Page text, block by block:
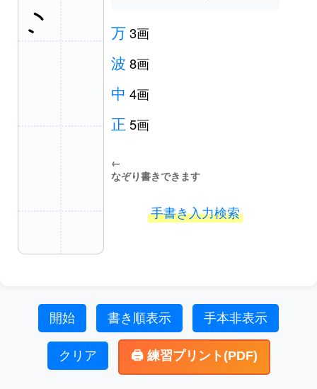
万3画
波 8画
中 4画
正 5画
←
なぞり書きできます
手書き入力検索
開始 書き順表示 手本非表示
クリア 🖨️ 練習プリント(PDF)